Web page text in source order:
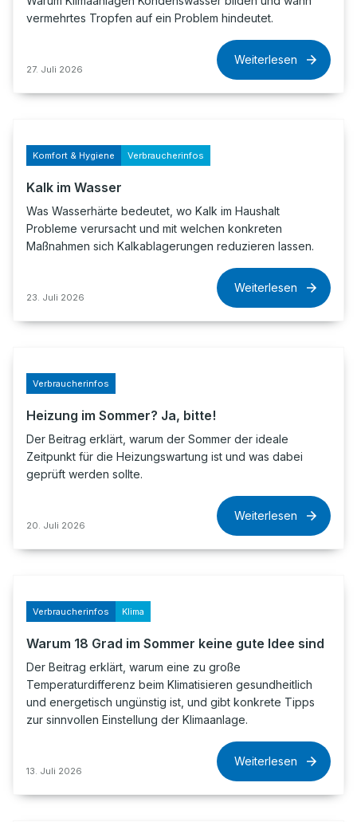
vermehrtes Tropfen auf ein Problem hindeutet.
27. Juli 2026
Weiterlesen
Komfort & Hygiene Verbraucherinfos
Kalk im Wasser
Was Wasserhärte bedeutet, wo Kalk im Haushalt
Probleme verursacht und mit welchen konkreten
Maßnahmen sich Kalkablagerungen reduzieren lassen.
23. Juli 2026
Weiterlesen
Verbraucherinfos
Heizung im Sommer? Ja, bitte!
Der Beitrag erklärt, warum der Sommer der ideale
Zeitpunkt für die Heizungswartung ist und was dabei
geprüft werden sollte.
20. Juli 2026
Weiterlesen
Verbraucherinfos Klima
Warum 18 Grad im Sommer keine gute Idee sind
Der Beitrag erklärt, warum eine zu große
Temperaturdifferenz beim Klimatisieren gesundheitlich
und energetisch ungünstig ist, und gibt konkrete Tipps
zur sinnvollen Einstellung der Klimaanlage.
13. Juli 2026
Weiterlesen